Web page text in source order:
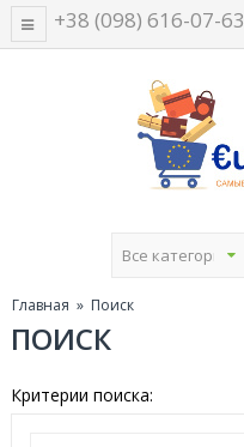
+38 (098) 616-07-63
Главная » Поиск
ПОИСК
Критерии поиска: